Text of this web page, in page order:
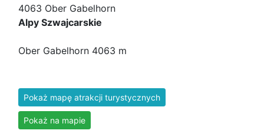
4063 Ober Gabelhorn
Alpy Szwajcarskie
Ober Gabelhorn 4063 m
Pokaż mapę atrakcji turystycznych
Pokaż na mapie